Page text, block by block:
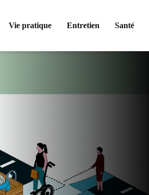
Vie pratique Entretien Santé